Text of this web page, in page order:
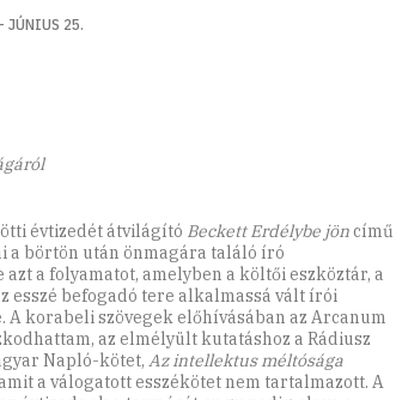
JÚNIUS 25.
évtizedét átvilágító Beckett Erdélybe jöncímű
a börtön után önmagára találó író
a folyamatot, amelyben a költői eszköztár, a
esszé befogadó tere alkalmassá vált írói
korabeli szövegek előhívásában az Arcanum
az elmélyült kutatáshoz a Rádiusz
Napló-kötet, Az intellektus méltósága
a válogatott esszékötet nem tartalmazott. A